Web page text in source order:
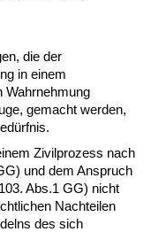
die der
in einem
Wahrnehmung
gemacht werden,
Zivilprozess nach
und dem Anspruch
Abs.1 GG) nicht
Nachteilen
des sich